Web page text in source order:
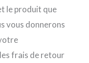
le produit que
vous donnerons
frais de retour